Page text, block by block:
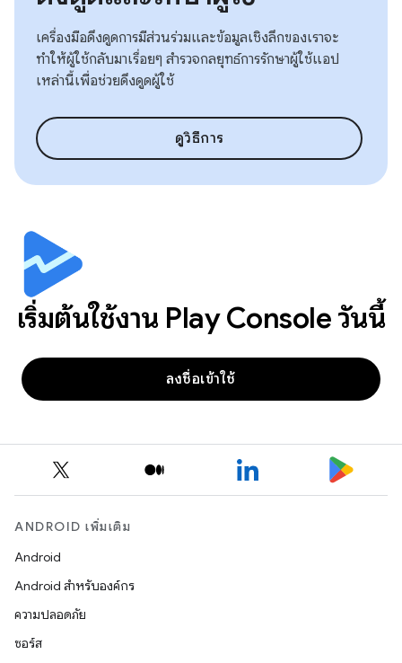
เครื่องมือดึงดูดการมีส่วนร่วมและข้อมูลเชิงลึกของเราจะ
ทำให้ผู้ใช้กลับมาเรื่อยๆ สำรวจกลยุทธ์การรักษาผู้ใช้แอป
เหล่านี้เพื่อช่วยดึงดูดผู้ใช้
ดูวิธีการ
เริ่มต้นใช้งาน Play Console วันนี้
ลงชื่อเข้าใช้
ANDROID เพิ่มเติม
Android
Android สำหรับองค์กร
ความปลอดภัย
ซอร์ส